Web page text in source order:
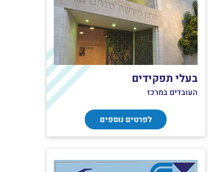
בעלי תפקידים
העובדים במרכז
לפרטים נוספים